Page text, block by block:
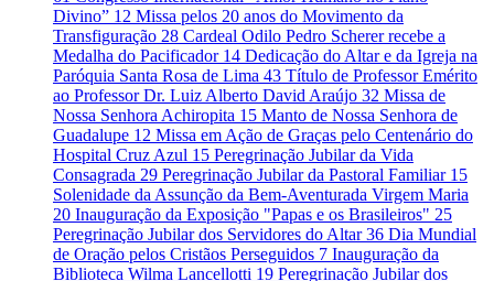
Divino” 12 Missa pelos 20 anos do Movimento da
Transfiguração 28 Cardeal Odilo Pedro Scherer recebe a
Medalha do Pacificador 14 Dedicação do Altar e da Igreja na
Paróquia Santa Rosa de Lima 43 Título de Professor Emérito
ao Professor Dr. Luiz Alberto David Araújo 32 Missa de
Nossa Senhora Achiropita 15 Manto de Nossa Senhora de
Guadalupe 12 Missa em Ação de Graças pelo Centenário do
Hospital Cruz Azul 15 Peregrinação Jubilar da Vida
Consagrada 29 Peregrinação Jubilar da Pastoral Familiar 15
Solenidade da Assunção da Bem-Aventurada Virgem Maria
20 Inauguração da Exposição "Papas e os Brasileiros" 25
Peregrinação Jubilar dos Servidores do Altar36 Dia Mundial
de Oração pelos Cristãos Perseguidos 7 Inauguração da
Biblioteca Wilma Lancellotti 19 Peregrinação Jubilar dos